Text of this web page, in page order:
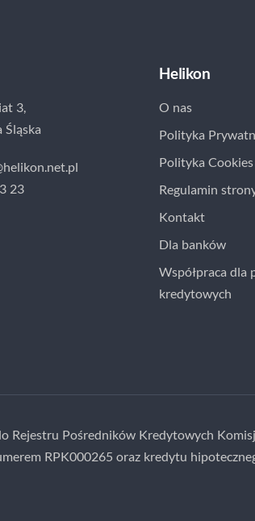
3,
Śląska
23
Helikon
O nas
Polityka
Polityka Cookies
Regulamin
Kontakt
Dla banków
Współpraca dla
kredytowych
Rejestru Pośredników Kredytowych
RPK000265 oraz kredytu